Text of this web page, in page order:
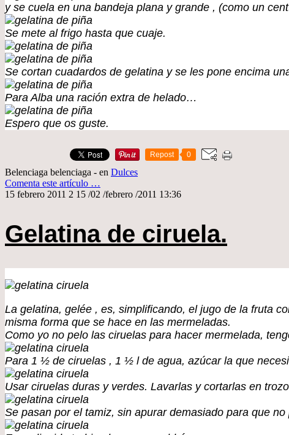
y se cuela en una bandeja plana y grande , (como un
Se mete al frigo hasta que cuaje.
Se cortan cuadardos de gelatina y se les pone encima
Para Alba una ración extra de helado…
Espero que os guste.
Repost 0
Belenciaga belenciaga - en Dulces
Comenta este artículo …
15 febrero 2011 2 15 /02 /febrero /2011 13:36
Gelatina de ciruela.
La gelatina, gelée , es, simplificando, el jugo de la fruta
misma forma que se hace en las mermeladas.
Como yo no pelo las ciruelas para hacer mermelada,
Para 1 ½ de ciruelas , 1 ½ l de agua, azúcar la que
Usar ciruelas duras y verdes. Lavarlas y cortarlas en
Se pasan por el tamiz, sin apurar demasiado para que no